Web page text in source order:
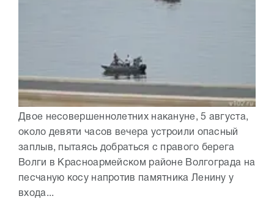
Двое несовершеннолетних накануне, 5 августа,
около девяти часов вечера устроили опасный
заплыв, пытаясь добраться с правого берега
Волги в Красноармейском районе Волгограда на
песчаную косу напротив памятника Ленину у
входа...